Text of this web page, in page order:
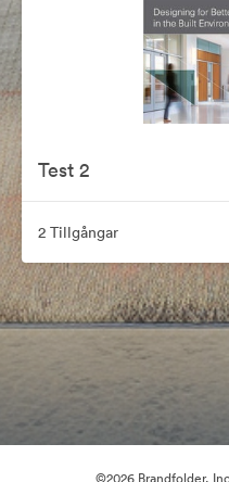
Test 2
2 Tillgångar
©2026 Brandfolder,